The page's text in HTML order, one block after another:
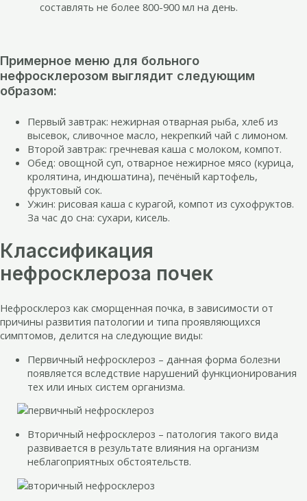
составлять не более 800-900 мл на день.
Примерное меню для больного
нефросклерозом выглядит следующим
образом:
Первый завтрак: нежирная отварная рыба, хлеб из
высевок, сливочное масло, некрепкий чай с лимоном.
Второй завтрак: гречневая каша с молоком, компот.
Обед: овощной суп, отварное нежирное мясо (курица,
кролятина, индюшатина), печёный картофель,
фруктовый сок.
Ужин: рисовая каша с курагой, компот из сухофруктов.
За час до сна: сухари, кисель.
Классификация
нефросклероза почек
Нефросклероз как сморщенная почка, в зависимости от
причины развития патологии и типа проявляющихся
симптомов, делится на следующие виды:
Первичный нефросклероз – данная форма болезни
появляется вследствие нарушений функционирования
тех или иных систем организма.
Вторичный нефросклероз – патология такого вида
развивается в результате влияния на организм
неблагоприятных обстоятельств.